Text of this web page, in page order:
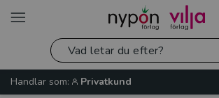
Handlar som:
Privatkund